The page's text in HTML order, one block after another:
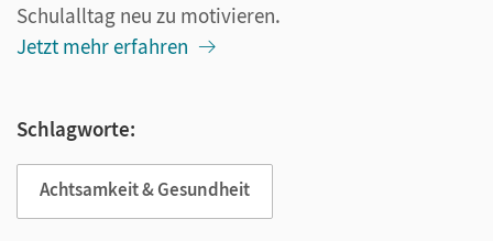
Schulalltag neu zu motivieren.
Jetzt mehr erfahren
Schlagworte:
Achtsamkeit & Gesundheit